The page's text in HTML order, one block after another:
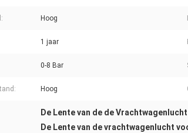
Hoog
1 jaar
0-8 Bar
Hoog
De Lente van de de
De Lente van de vrachtwagenlucht